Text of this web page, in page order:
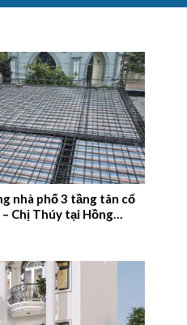
nhà phố 3 tầng tân cổ
Chị Thúy tại Hồng